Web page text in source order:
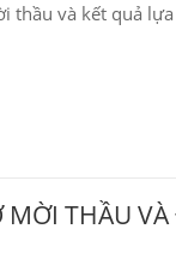
thầu và kết quả
THẦU